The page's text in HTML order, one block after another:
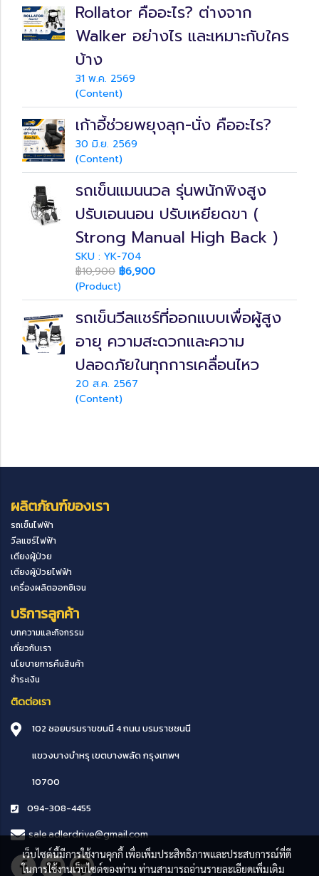
Rollator คืออะไร? ต่างจาก
Walker อย่างไร และเหมาะกับใคร
บ้าง
31 พ.ค. 2569
(Content)
เก้าอี้ช่วยพยุงลุก-นั่ง คืออะไร?
30 มิ.ย. 2569
(Content)
รถเข็นแมนนวล รุ่นพนักพิงสูง
ปรับเอนนอน ปรับเหยียดขา (
Strong Manual High Back )
SKU : YK-704
฿10,900 ฿6,900
(Product)
รถเข็นวีลแชร์ที่ออกแบบเพื่อผู้สูง
อายุ ความสะดวกและความ
ปลอดภัยในทุกการเคลื่อนไหว
20 ส.ค. 2567
(Content)
ผลิตภัณฑ์ของเรา
รถเข็นไฟฟ้า
วีลแชร์ไฟฟ้า
เตียงผู้ป่วย
เตียงผู้ป่วยไฟฟ้า
เครื่องผลิตออกซิเจน
บริการลูกค้า
บทความและกิจกรรม
เกี่ยวกับเรา
นโยบายการคืนสินค้า
ชำระเงิน
ติดต่อเรา
102 ซอยบรมราขขนนี 4 ถนน บรมราชชนนี
แขวงบางบำหรุ เขตบางพลัดกรุงเทพฯ
10700
094-308-4455
sale.adlerdrive@gmail.com
เว็บไซต์นี้มีการใช้งานคุกกี้ เพื่อเพิ่มประสิทธิภาพและประสบการณ์ที่ดี
ในการใช้งานเว็บไซต์ของท่าน ท่านสามารถอ่านรายละเอียดเพิ่มเติม